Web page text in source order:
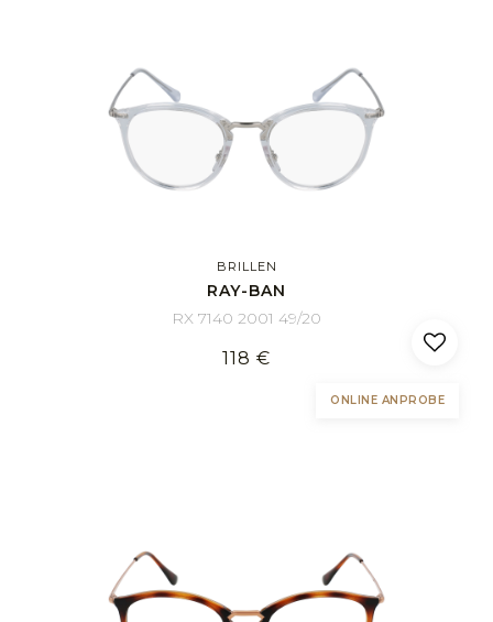
BRILLEN
RAY-BAN
RX 7140 2001 49/20
118 €
ONLINE ANPROBE